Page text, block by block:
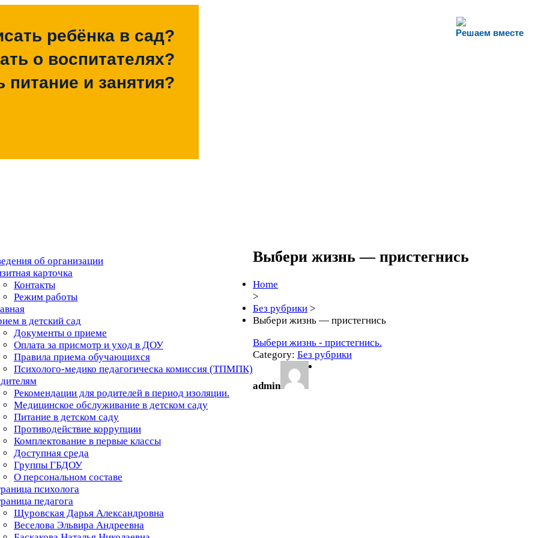
Решаем вместе
ребёнка в сад?
о воспитателях?
питание и занятия?
об организации
карточка
Контакты
Режим работы
в детский сад
Документы о приеме
Оплата за присмотр и уход в ДОУ
Правила приема обучающихся
Психолого-медико педагогическа комиссия (ТПМПК)
Рекомендации для родителей в период изоляции.
Медицинское обслуживание в детском саду
Питание в детском саду
Противодействие коррупции
Комплектование в первые классы
Доступная среда
Группы ГБДОУ
О персональном составе
психолога
педагога
Щуровская Дарья Александровна
Веселова Эльвира Андреевна
Выбери жизнь — пристегнись
Home
>
Без рубрики >
Выбери жизнь — пристегнись
Выбери жизнь - пристегнись.
Category: Без рубрики
admin